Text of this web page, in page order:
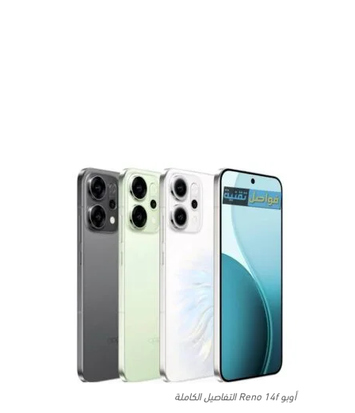
أوبو Reno 14f التفاصيل الكاملة